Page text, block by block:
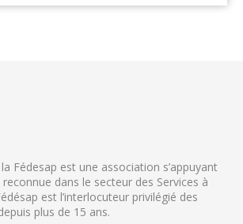
Fédesap est une association s’appuyant
dans le secteur des Services à
est l’interlocuteur privilégié des
plus de 15 ans.